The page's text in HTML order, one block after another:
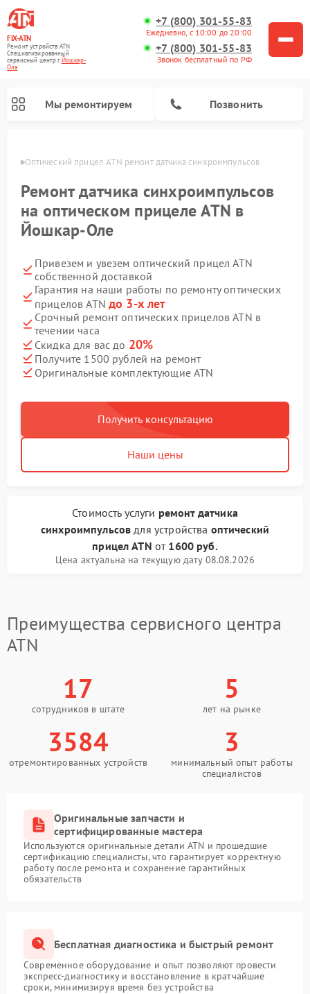
FIX-ATN
Ремонт устройств ATN
Специализированный
cервисный центр г.Йошкар-
Ола
+7 (800) 301-55-83
Ежедневно, с 10:00 до 20:00
+7 (800) 301-55-83
Звонок бесплатный по РФ
Мы ремонтируем Позвонить
Оптический прицел ATN ремонт датчика синхроимпульсов
Ремонт датчика синхроимпульсов
на оптическом прицеле ATN в
Йошкар-Оле
Привезем и увезем оптический прицел ATN
собственной доставкой
Гарантия на наши работы по ремонту оптических
прицелов ATN до 3-х лет
Срочный ремонт оптических прицелов ATN в
течении часа
Скидка для вас до 20%
Получите 1500 рублей на ремонт
Оригинальные комплектующие ATN
Получить консультацию
Наши цены
Стоимость услуги ремонт датчика
синхроимпульсов для устройства оптический
прицел ATN от 1600 руб.
Цена актуальна на текущую дату 08.08.2026
Преимущества сервисного центра
ATN
17
сотрудников в штате
5
лет на рынке
3584
отремонтированных устройств
3
минимальный опыт работы
специалистов
Оригинальные запчасти и
сертифицированные мастера
Используются оригинальные детали ATN и прошедшие
сертификацию специалисты, что гарантирует корректную
работу после ремонта и сохранение гарантийных
обязательств
Бесплатная диагностика и быстрый ремонт
Современное оборудование и опыт позволяют провести
экспресс-диагностику и восстановление в кратчайшие
сроки, минимизируя время без устройства